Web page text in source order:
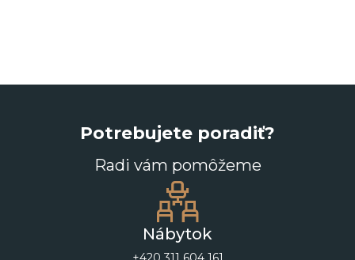
Potrebujete poradiť?
Radi vám pomôžeme
Nábytok